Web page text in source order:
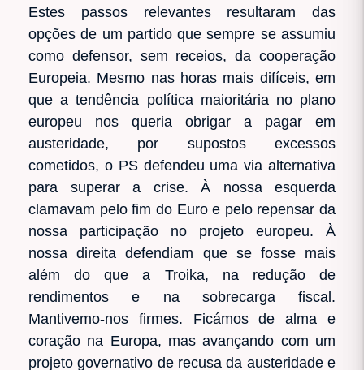
Estes passos relevantes resultaram das
opções de um partido que sempre se assumiu
como defensor, sem receios, da cooperação
Europeia. Mesmo nas horas mais difíceis, em
que a tendência política maioritária no plano
europeu nos queria obrigar a pagar em
austeridade, por supostos excessos
cometidos, o PS defendeu uma via alternativa
para superar a crise. À nossa esquerda
clamavam pelo fim do Euro e pelo repensar da
nossa participação no projeto europeu. À
nossa direita defendiam que se fosse mais
além do que a Troika, na redução de
rendimentos e na sobrecarga fiscal.
Mantivemo-nos firmes. Ficámos de alma e
coração na Europa, mas avançando com um
projeto governativo de recusa da austeridade e